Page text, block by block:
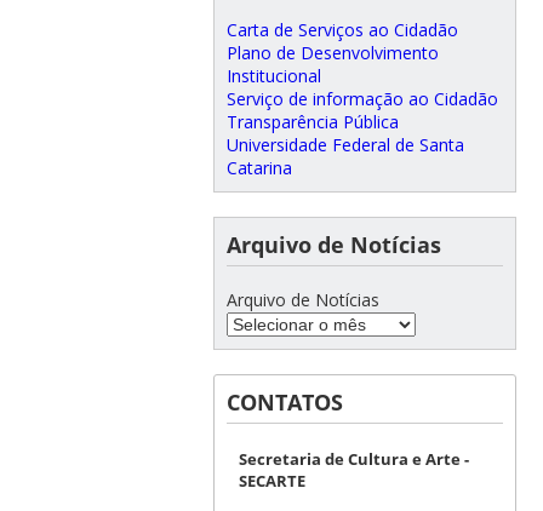
Carta de Serviços ao Cidadão
Plano de Desenvolvimento
Institucional
Serviço de informação ao Cidadão
Transparência Pública
Universidade Federal de Santa
Catarina
Arquivo de Notícias
Arquivo de Notícias
CONTATOS
Secretaria de Cultura e Arte -
SECARTE